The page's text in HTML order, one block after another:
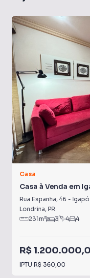
lavabo e uma ampla
espaço gourmet,
no dia a dia. Casa
receber amigos e
lavanderia, despensa
projeto completo, que
bem-estar em um
tranquilidade e
Casa
Casa à Venda em
Rua Espanha, 46 - Igapó
Londrina, PR
231m² 3 4 4
R$
IPTU R$ 360,00